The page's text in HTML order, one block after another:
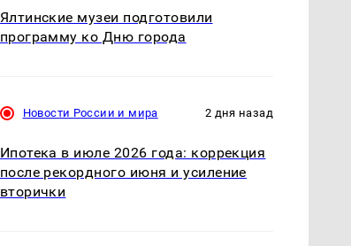
Ялтинские музеи подготовили
программу ко Дню города
Новости России и мира 2 дня назад
Ипотека в июле 2026 года: коррекция
после рекордного июня и усиление
вторички